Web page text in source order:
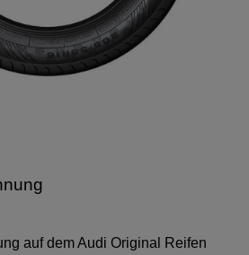
auf dem Audi Original Reifen